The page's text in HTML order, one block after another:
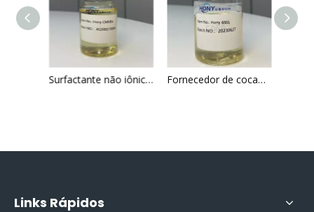
Surfactante não iônico Cocoamida metil MEA 371967-76-3 Fornecedor de cocamide dea china Hony 6501 para shampoo e detergentes
Links Rápidos